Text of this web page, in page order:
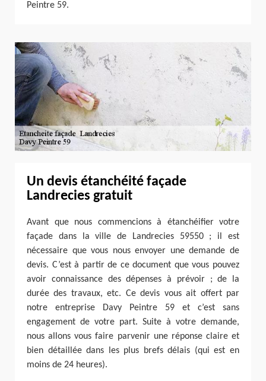
Peintre 59.
Un devis étanchéité façade
Landrecies gratuit
Avant que nous commencions à étanchéifier votre
façade dans la ville de Landrecies 59550 ; il est
nécessaire que vous nous envoyer une demande de
devis. C’est à partir de ce document que vous pouvez
avoir connaissance des dépenses à prévoir ; de la
durée des travaux, etc. Ce devis vous ait offert par
notre entreprise Davy Peintre 59 et c’est sans
engagement de votre part. Suite à votre demande,
nous allons vous faire parvenir une réponse claire et
bien détaillée dans les plus brefs délais (qui est en
moins de 24 heures).